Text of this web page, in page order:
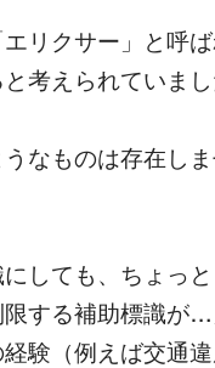
エリクサー」と呼
考えられていまし
なものは存在し
しても、ちょっ
限する補助標識が
験（例えば交通